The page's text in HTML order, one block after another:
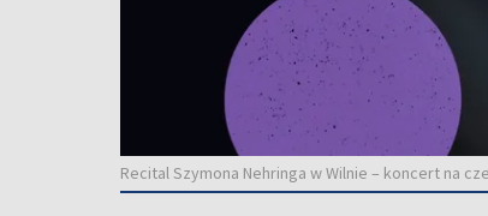
Recital Szymona Nehringa w Wilnie – koncert na